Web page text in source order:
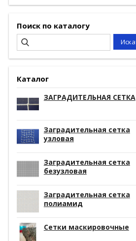
Поиск по каталогу
Каталог
ЗАГРАДИТЕЛЬНАЯ СЕТКА
Заградительная сетка
узловая
Заградительная сетка
безузловая
Заградительная сетка
полиамид
Сетки маскировочные